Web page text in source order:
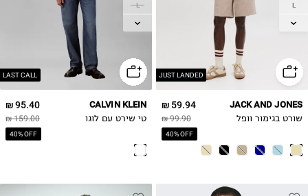
JUST LANDED
L
XL
59.94 ₪
99.90 ₪
40% OFF
JACK AND JONES
שורט בגימור וופל
LAST CALL
L
XL
95.40 ₪
159.00 ₪
40% OFF
CALVIN KLEIN
טי שירט עם לוגו